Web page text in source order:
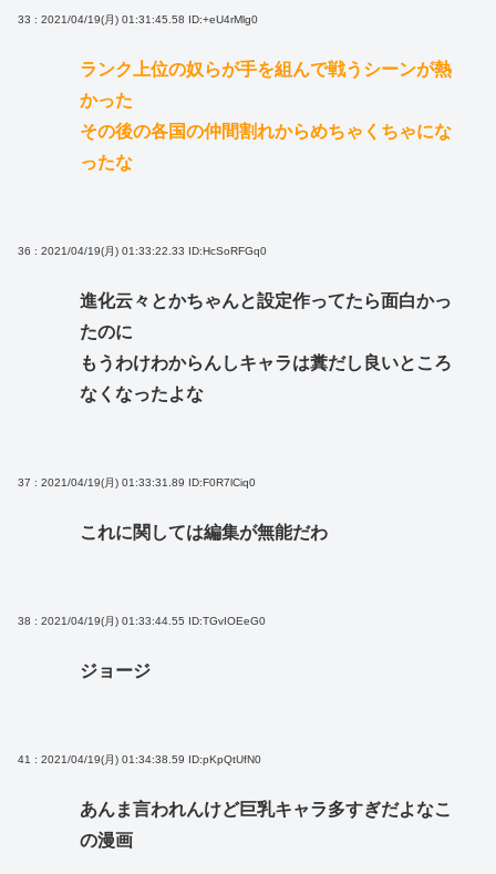
33 : 2021/04/19(月) 01:31:45.58 ID:+eU4rMlg0
ランク上位の奴らが手を組んで戦うシーンが熱
かった
その後の各国の仲間割れからめちゃくちゃにな
ったな
36 : 2021/04/19(月) 01:33:22.33 ID:HcSoRFGq0
進化云々とかちゃんと設定作ってたら面白かっ
たのに
もうわけわからんしキャラは糞だし良いところ
なくなったよな
37 : 2021/04/19(月) 01:33:31.89 ID:F0R7lCiq0
これに関しては編集が無能だわ
38 : 2021/04/19(月) 01:33:44.55 ID:TGvIOEeG0
ジョージ
41 : 2021/04/19(月) 01:34:38.59 ID:pKpQtUfN0
あんま言われんけど巨乳キャラ多すぎだよなこ
の漫画